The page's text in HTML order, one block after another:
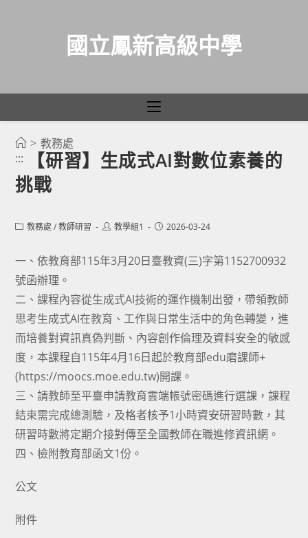
國立鳳新高級中學
> 教務處
:::
【研習】生成式AI對數位素養的
挑戰
Post教務處 / 教師研習
Post教學組1
Post2026-03-24
一、依教育部115年3月20日臺教資(三)字第1152700932
號函辦理。
二、課程內容從生成式AI技術的運作機制出發，帶領教師
思考生成式AI在教育、工作與日常生活中的角色轉變，進
而培養對資訊真偽判斷、內容創作倫理及資料安全的敏感
度，本課程自115年4月16日起於教育部edu磨課師+
(https://moocs.moe.edu.tw)開課。
三、請教師至平臺申請教育雲端帳號密碼進行選課，課程
結束需完成總測驗，及格者核予1小時資安研習時數，其
研習時數將定期介接對傳至全國教師在職進修資訊網。
四、檢附教育部函文1份。
公文
附件